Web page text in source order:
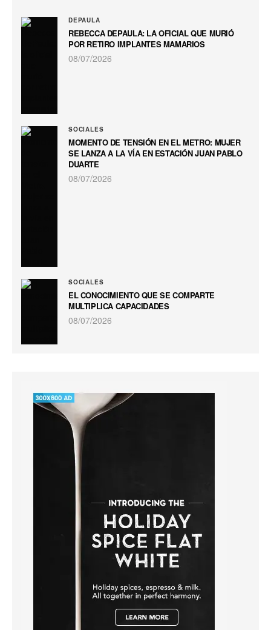
DEPAULA
REBECCA DEPAULA: LA OFICIAL QUE MURIÓ
POR RETIRO IMPLANTES MAMARIOS
08/07/2026
SOCIALES
MOMENTO DE TENSIÓN EN EL METRO: MUJER
SE LANZA A LA VÍA EN ESTACIÓN JUAN PABLO
DUARTE
08/07/2026
SOCIALES
EL CONOCIMIENTO QUE SE COMPARTE
MULTIPLICA CAPACIDADES
08/07/2026